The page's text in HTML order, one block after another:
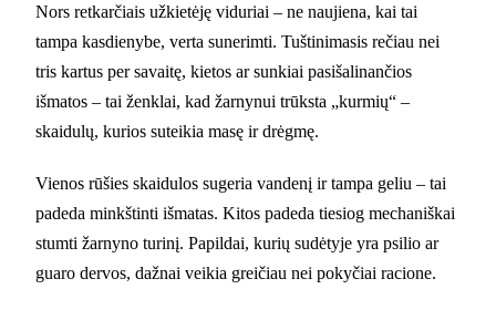
Nors retkarčiais užkietėję viduriai – ne naujiena, kai tai
tampa kasdienybe, verta sunerimti. Tuštinimasis rečiau nei
tris kartus per savaitę, kietos ar sunkiai pasišalinančios
išmatos – tai ženklai, kad žarnynui trūksta „kurmių“ –
skaidulų, kurios suteikia masę ir drėgmę.
Vienos rūšies skaidulos sugeria vandenį ir tampa geliu – tai
padeda minkštinti išmatas. Kitos padeda tiesiog mechaniškai
stumti žarnyno turinį. Papildai, kurių sudėtyje yra psilio ar
guaro dervos, dažnai veikia greičiau nei pokyčiai racione.